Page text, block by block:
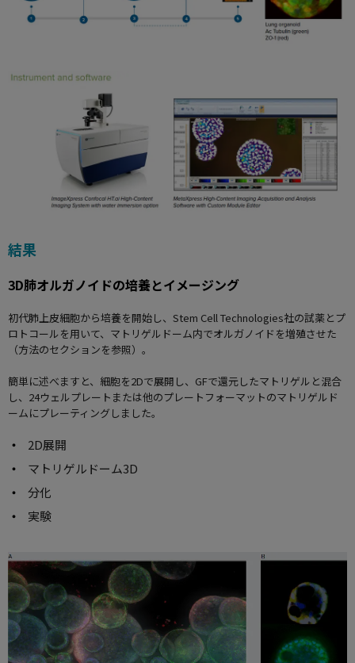
結果
3D肺オルガノイドの培養とイメージング
初代肺上皮細胞から培養を開始し、Stem Cell Technologies社の試薬とプ
ロトコールを用いて、マトリゲルドーム内でオルガノイドを増殖させた
（方法のセクションを参照）。
簡単に述べますと、細胞を2Dで展開し、GFで還元したマトリゲルと混合
し、24ウェルプレートまたは他のプレートフォーマットのマトリゲルド
ームにプレーティングしました。
2D展開
マトリゲルドーム3D
分化
実験